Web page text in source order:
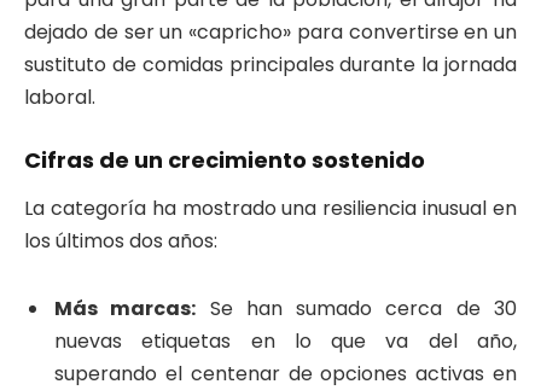
dejado de ser un «capricho» para convertirse en un
sustituto de comidas principales durante la jornada
laboral.
Cifras de un crecimiento sostenido
La categoría ha mostrado una resiliencia inusual en
los últimos dos años:
Más marcas: Se han sumado cerca de 30
nuevas etiquetas en lo que va del año,
superando el centenar de opciones activas en